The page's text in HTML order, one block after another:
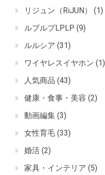
リジュン（RiJUN）
(1)
ルプルプLPLP (9)
ルルシア (31)
ワイヤレスイヤホン (1)
人気商品 (43)
健康・食事・美容 (2)
動画編集 (3)
女性育毛 (33)
婚活 (2)
家具・インテリア (5)